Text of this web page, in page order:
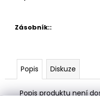
Zásobník::
Popis Diskuze
Popis produktu není